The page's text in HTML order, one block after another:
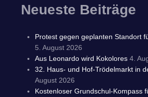
Neueste Beiträge
Protest gegen geplanten Standort
5. August 2026
Aus Leonardo wird Kokolores 4.
32. Haus- und Hof-Trödelmarkt in
August 2026
Kostenloser Grundschul-Kompass